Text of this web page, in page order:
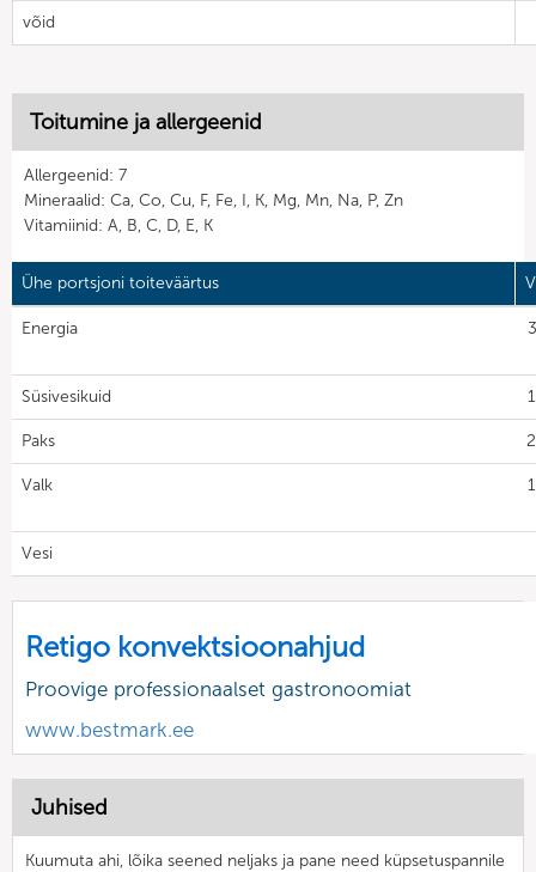
võid
Toitumine ja allergeenid
Allergeenid: 7
Mineraalid: Ca, Co, Cu, F, Fe, I, K, Mg, Mn, Na, P, Zn
Vitamiinid: A, B, C, D, E, K
Ühe portsjoni toiteväärtus
Energia
Süsivesikuid
Paks
Valk
Vesi
Retigo konvektsioonahjud
Proovige professionaalset gastronoomiat
www.bestmark.ee
Juhised
Kuumuta ahi, lõika seened neljaks ja pane need küpsetuspannile